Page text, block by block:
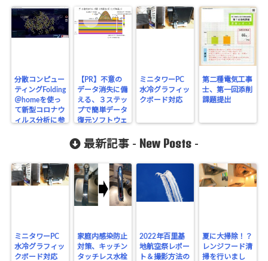
分散コンピュー
ティングFolding
＠homeを使っ
て新型コロナウ
ィルス分析に参
【PR】不意の
データ消失に備
える、３ステッ
プで簡単データ
復元ソフトウェ
ミニタワーPC
水冷グラフィッ
クボード対応
第二種電気工事
士、第一回添削
課題提出
最新記事 - New Posts -
ミニタワーPC
水冷グラフィッ
クボード対応
家庭内感染防止
対策、キッチン
タッチレス水栓
2022年百里基
地航空祭レポー
ト＆撮影方法の
夏に大掃除！？
レンジフード清
掃を行いまし